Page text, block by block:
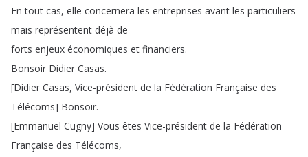
En tout cas, elle concernera les entreprises avant les particuliers
mais représentent déjà de
forts enjeux économiques et financiers.
Bonsoir Didier Casas.
[Didier Casas, Vice-président de la Fédération Française des
Télécoms] Bonsoir.
[Emmanuel Cugny] Vous êtes Vice-président de la Fédération
Française des Télécoms,